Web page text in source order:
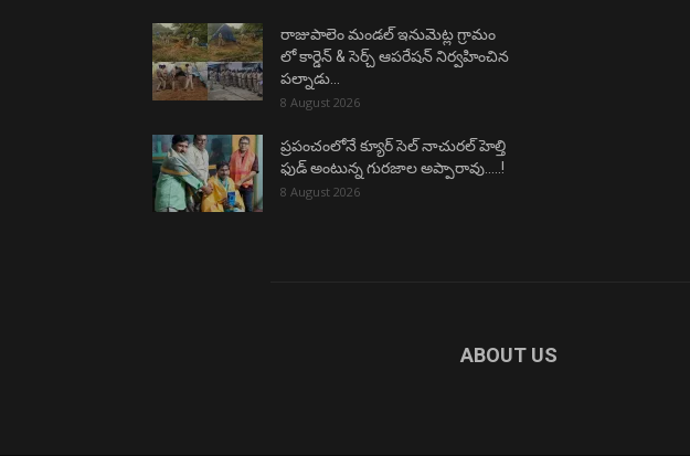
రాజుపాలెం మండల్ ఇనుమెట్ల గ్రామం
లో కార్డెన్ & సెర్చ్ ఆపరేషన్ నిర్వహించిన
పల్నాడు...
8 August 2026
ప్రపంచంలోనే క్యూర్ సెల్ నాచురల్ హెల్తి
ఫుడ్ అంటున్న గురజాల అప్పారావు…..!
8 August 2026
ABOUT US